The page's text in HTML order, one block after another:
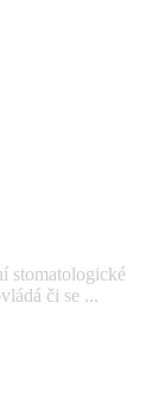
stomatologické
či se ...